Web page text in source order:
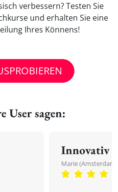
verbessern? Testen Sie
und erhalten Sie eine
Ihres Könnens!
User sagen:
Innovativ
Marie